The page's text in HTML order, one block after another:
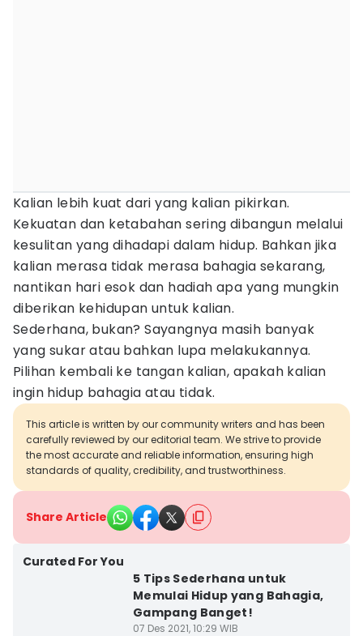
Kalian lebih kuat dari yang kalian pikirkan.
Kekuatan dan ketabahan sering dibangun melalui
kesulitan yang dihadapi dalam hidup. Bahkan jika
kalian merasa tidak merasa bahagia sekarang,
nantikan hari esok dan hadiah apa yang mungkin
diberikan kehidupan untuk kalian.
Sederhana, bukan? Sayangnya masih banyak
yang sukar atau bahkan lupa melakukannya.
Pilihan kembali ke tangan kalian, apakah kalian
ingin hidup bahagia atau tidak.
This article is written by our community writers and has been
carefully reviewed by our editorial team. We strive to provide
the most accurate and reliable information, ensuring high
standards of quality, credibility, and trustworthiness.
Share Article
Curated For You
5 Tips Sederhana untuk
Memulai Hidup yang Bahagia,
Gampang Banget!
07 Des 2021, 10:29 WIB